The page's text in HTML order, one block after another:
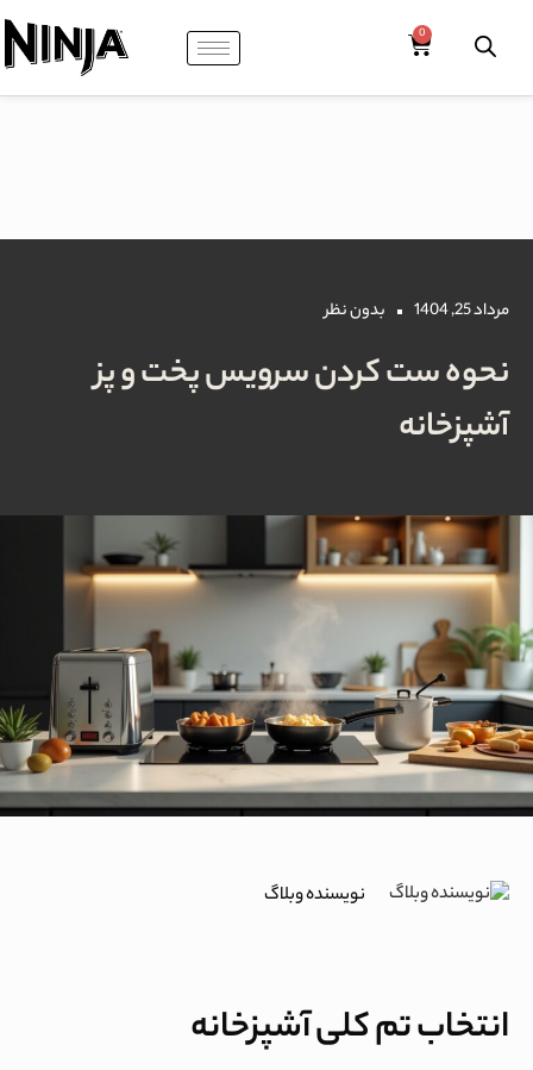
مرداد 25, 1404 بدون نظر
نحوه ست کردن سرویس پخت و پز
آشپزخانه
نویسنده وبلاگ
انتخاب تم کلی آشپزخانه